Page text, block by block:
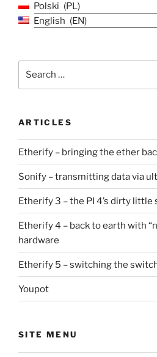
metalowego
opakowania
Polski
PL
English
EN
ARTICLES
Etherify – bringing the ether
Sonify – transmitting data via
Etherify 3 – the PI 4’s dirty little
Etherify 4 – back to earth with
hardware
Etherify 5 – switching the
Youpot
SITE MENU